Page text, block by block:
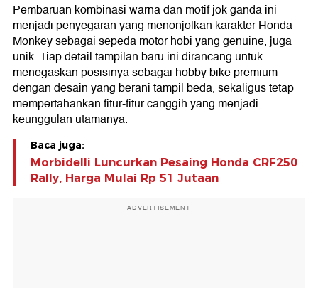
Pembaruan kombinasi warna dan motif jok ganda ini
menjadi penyegaran yang menonjolkan karakter Honda
Monkey sebagai sepeda motor hobi yang genuine, juga
unik. Tiap detail tampilan baru ini dirancang untuk
menegaskan posisinya sebagai hobby bike premium
dengan desain yang berani tampil beda, sekaligus tetap
mempertahankan fitur-fitur canggih yang menjadi
keunggulan utamanya.
Baca juga:
Morbidelli Luncurkan Pesaing Honda CRF250
Rally, Harga Mulai Rp 51 Jutaan
ADVERTISEMENT